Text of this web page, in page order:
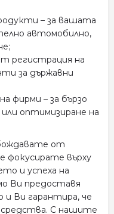
– за вашата
автомобилно,
регистрация на
за държавни
фирми – за бързо
оптимизиране на
от
фокусирате върху
и успеха на
Ви предоставя
и Ви гарантира, че
С нашите